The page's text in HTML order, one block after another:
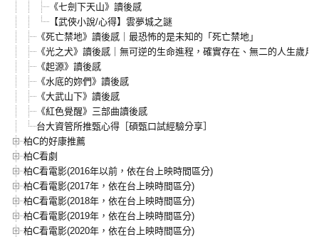
《七劍下天山》讀後感
【武俠小說/心得】雲夢城之謎
《死亡禁地》讀後感｜最恐怖的是未知的「死亡禁地」
《光之犬》讀後感｜無可逆的生命進程，確實存在、無二的人生歲月
《起源》讀後感
《水底的妳們》讀後感
《大武山下》讀後感
《紅色覺醒》三部曲讀後感
台大資管所推甄心得［碩甄口試經驗分享］
柏C的好康推薦
柏C看劇
柏C看電影(2016年以前，依在台上映時間區分)
柏C看電影(2017年，依在台上映時間區分)
柏C看電影(2018年，依在台上映時間區分)
柏C看電影(2019年，依在台上映時間區分)
柏C看電影(2020年，依在台上映時間區分)